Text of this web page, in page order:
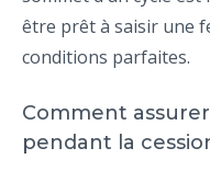
être prêt à saisir une
conditions parfaites.
Comment
pendant la